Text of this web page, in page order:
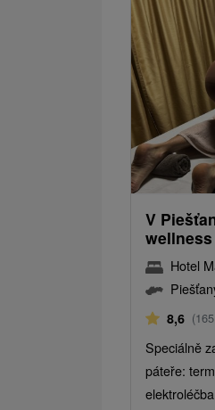
V
Hotel
8,6
Speciálně
páteře: